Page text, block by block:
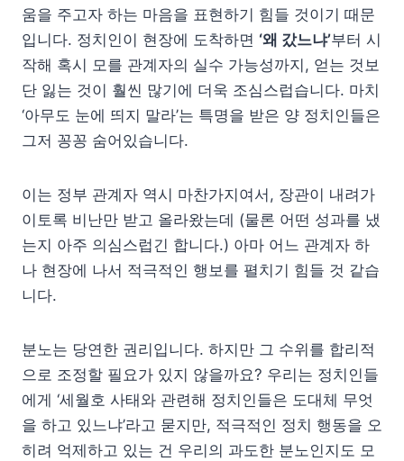
움을 주고자 하는 마음을 표현하기 힘들 것이기 때문
입니다. 정치인이 현장에 도착하면 ‘왜 갔느냐’부터 시
작해 혹시 모를 관계자의 실수 가능성까지, 얻는 것보
단 잃는 것이 훨씬 많기에 더욱 조심스럽습니다. 마치
‘아무도 눈에 띄지 말라’는 특명을 받은 양 정치인들은
그저 꽁꽁 숨어있습니다.
이는 정부 관계자 역시 마찬가지여서, 장관이 내려가
이토록 비난만 받고 올라왔는데 (물론 어떤 성과를 냈
는지 아주 의심스럽긴 합니다.) 아마 어느 관계자 하
나 현장에 나서 적극적인 행보를 펼치기 힘들 것 같습
니다.
분노는 당연한 권리입니다. 하지만 그 수위를 합리적
으로 조정할 필요가 있지 않을까요? 우리는 정치인들
에게 ‘세월호 사태와 관련해 정치인들은 도대체 무엇
을 하고 있느냐’라고 묻지만, 적극적인 정치 행동을 오
히려 억제하고 있는 건 우리의 과도한 분노인지도 모